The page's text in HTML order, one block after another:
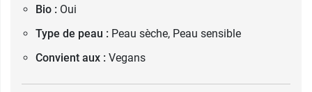
Bio : Oui
Type de peau : Peau sèche, Peau sensible
Convient aux : Vegans